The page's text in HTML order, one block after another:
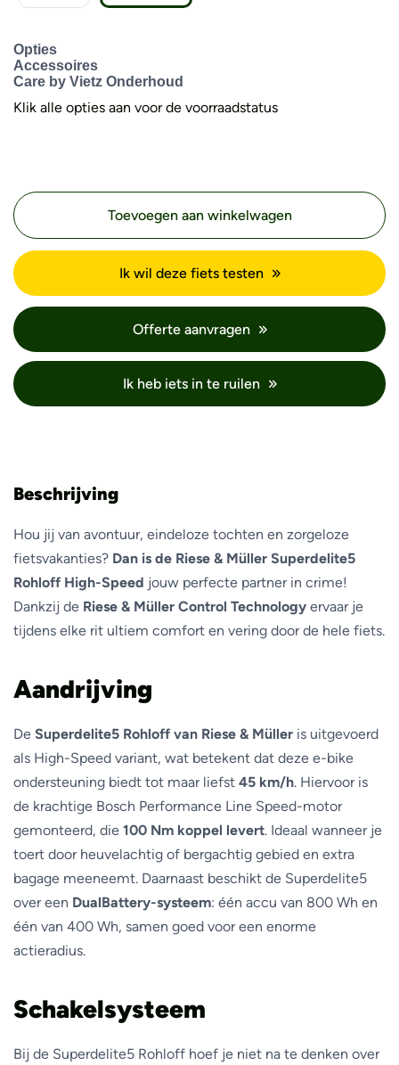
Opties
Accessoires
Care by Vietz Onderhoud
Klik alle opties aan voor de voorraadstatus
Toevoegen aan winkelwagen
Ik wil deze fiets testen
Offerte aanvragen
Ik heb iets in te ruilen
Beschrijving
Hou jij van avontuur, eindeloze tochten en zorgeloze
fietsvakanties? Dan is de Riese & Müller Superdelite5
Rohloff High-Speed jouw perfecte partner in crime!
Dankzij de Riese & Müller Control Technology ervaar je
tijdens elke rit ultiem comfort en vering door de hele fiets.
Aandrijving
De Superdelite5 Rohloff van Riese & Müller is uitgevoerd
als High-Speed variant, wat betekent dat deze e-bike
ondersteuning biedt tot maar liefst 45 km/h. Hiervoor is
de krachtige Bosch Performance Line Speed-motor
gemonteerd, die 100 Nm koppel levert. Ideaal wanneer je
toert door heuvelachtig of bergachtig gebied en extra
bagage meeneemt. Daarnaast beschikt de Superdelite5
over een DualBattery-systeem: één accu van 800 Wh en
één van 400 Wh, samen goed voor een enorme
actieradius.
Schakelsysteem
Bij de Superdelite5 Rohloff hoef je niet na te denken over